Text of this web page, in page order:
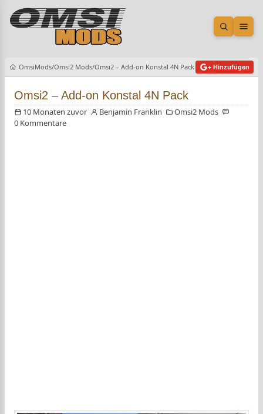
Suche
OmsiMods Omsi2 Mods Omsi2 – Add-on Konstal 4N Pack + Hinzufügen
Omsi2 – Add-on Konstal 4N Pack
10 Monaten zuvor Benjamin Franklin
Omsi2 Mods
0 Kommentare